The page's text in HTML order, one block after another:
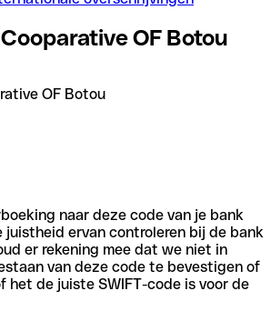
OF Botou
OF Botou
naar deze code van je bank
ervan controleren bij de bank
er rekening mee dat we niet in
van deze code te bevestigen of
het de juiste SWIFT-code is voor de